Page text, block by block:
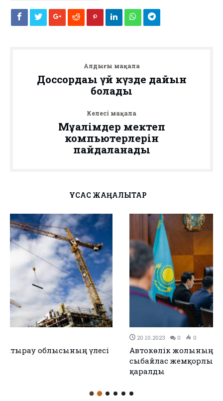
Алдыңғы мақала
Доссордағы үй күзде дайын
болады
Келесі мақала
Мұғалімдер мектеп
компьютерлерін
пайдаланады
ҰҚСАС ЖАҢАЛЫҚТАР
Автокөлік жолының құрылысы мен саладағы
сыбайлас жемқорлықтың алдын алу мәселесі